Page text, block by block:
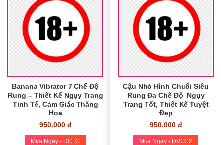
Banana Vibrator 7 Chế Độ
Rung – Thiết Kế Ngụy Trang
Tinh Tế, Cảm Giác Thăng
Hoa
950.000 đ
Mua Ngay - DCTC
Cậu Nhỏ Hình Chuối Siêu
Rung Đa Chế Độ, Ngụy
Trang Tốt, Thiết Kế Tuyệt
Đẹp
950.000 đ
Mua Ngay - DVGC2